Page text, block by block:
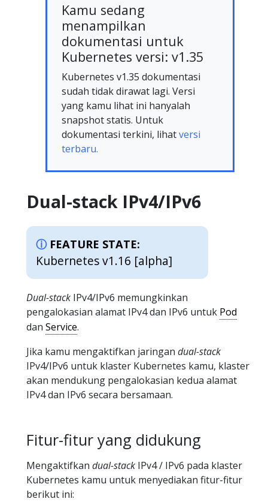
Kamu sedang
menampilkan
dokumentasi untuk
Kubernetes versi: v1.35
Kubernetes v1.35 dokumentasi
sudah tidak dirawat lagi. Versi
yang kamu lihat ini hanyalah
snapshot statis. Untuk
dokumentasi terkini, lihatversi
terbaru.
Dual-stack IPv4/IPv6
FEATURE STATE:
Kubernetes v1.16 [alpha]
Dual-stack IPv4/IPv6 memungkinkan
pengalokasian alamat IPv4 dan IPv6 untuk Pod
dan Service.
Jika kamu mengaktifkan jaringan dual-stack
IPv4/IPv6 untuk klaster Kubernetes kamu, klaster
akan mendukung pengalokasian kedua alamat
IPv4 dan IPv6 secara bersamaan.
Fitur-fitur yang didukung
Mengaktifkan dual-stack IPv4 / IPv6 pada klaster
Kubernetes kamu untuk menyediakan fitur-fitur
berikut ini: